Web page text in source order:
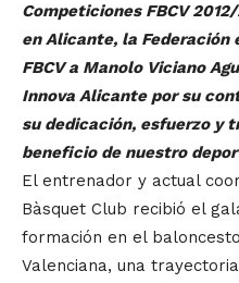
Competiciones FBCV
en Alicante, la Federación
FBCV a Manolo Viciano
Innova Alicante por su
su dedicación, esfuerzo y
beneficio de nuestro
El entrenador y actual
Bàsquet Club recibió el
formación en el
Valenciana, una